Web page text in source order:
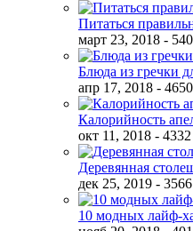
Питаться
март 23, 2018 -
Блюда из гречки
апр 17, 2018 -
Калорийность
окт 11, 2018 -
Деревянная
дек 25, 2019 -
10 модных лайф-